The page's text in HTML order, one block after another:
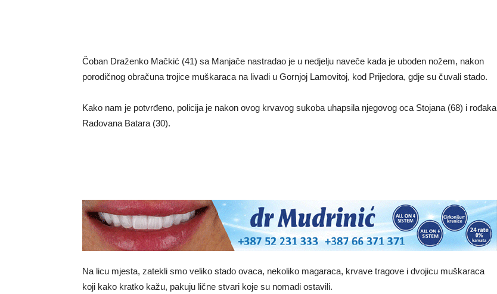
Čoban Draženko Mačkić (41) sa Manjače nastradao je u nedjelju naveče kada je uboden nožem, nakon
porodičnog obračuna trojice muškaraca na livadi u Gornjoj Lamovitoj, kod Prijedora, gdje su čuvali stado.
Kako nam je potvrđeno, policija je nakon ovog krvavog sukoba uhapsila njegovog oca Stojana (68) i rođaka
Radovana Batara (30).
Na licu mjesta, zatekli smo veliko stado ovaca, nekoliko magaraca, krvave tragove i dvojicu muškaraca
koji kako kratko kažu, pakuju lične stvari koje su nomadi ostavili.